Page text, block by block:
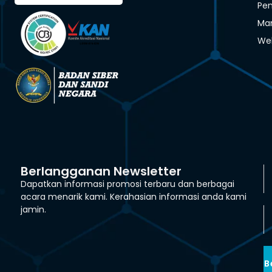
Berlangganan Newsletter
Dapatkan informasi promosi terbaru dan berbagai
acara menarik kami. Kerahasian informasi anda kami
jamin.